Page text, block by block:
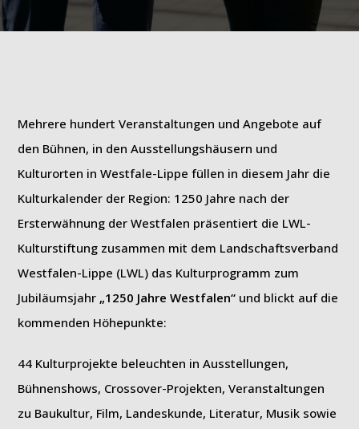
Mehrere hundert Veranstaltungen und Angebote auf
den Bühnen, in den Ausstellungshäusern und
Kulturorten in Westfale-Lippe füllen in diesem Jahr die
Kulturkalender der Region: 1250 Jahre nach der
Ersterwähnung der Westfalen präsentiert die LWL-
Kulturstiftung zusammen mit dem Landschaftsverband
Westfalen-Lippe (LWL) das Kulturprogramm zum
Jubiläumsjahr „1250 Jahre Westfalen“ und blickt auf die
kommenden Höhepunkte:
44 Kulturprojekte beleuchten in Ausstellungen,
Bühnenshows, Crossover-Projekten, Veranstaltungen
zu Baukultur, Film, Landeskunde, Literatur, Musik sowie